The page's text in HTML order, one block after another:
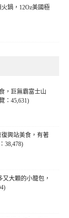
鍋，12Oz美國極
，巨無霸富士山
：45,631)
興站美食，有著
38,478)
大顆的小籠包，